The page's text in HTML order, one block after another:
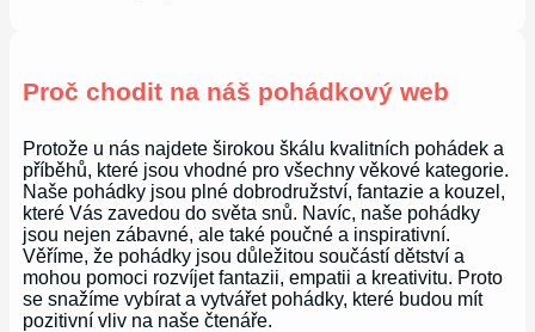
Proč chodit na náš pohádkový web
Protože u nás najdete širokou škálu kvalitních pohádek a
příběhů, které jsou vhodné pro všechny věkové kategorie.
Naše pohádky jsou plné dobrodružství, fantazie a kouzel,
které Vás zavedou do světa snů. Navíc, naše pohádky
jsou nejen zábavné, ale také poučné a inspirativní.
Věříme, že pohádky jsou důležitou součástí dětství a
mohou pomoci rozvíjet fantazii, empatii a kreativitu. Proto
se snažíme vybírat a vytvářet pohádky, které budou mít
pozitivní vliv na naše čtenáře.